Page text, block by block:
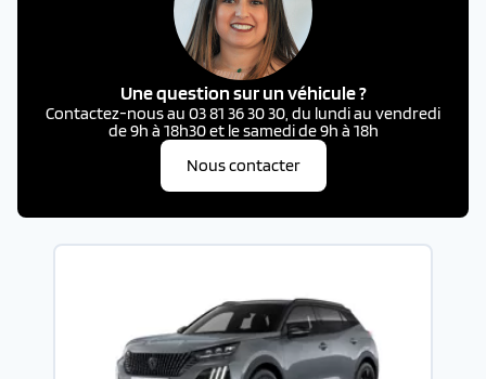
Une question sur un véhicule ?
Contactez-nous au 03 81 36 30 30, du lundi au vendredi
de 9h à 18h30 et le samedi de 9h à 18h
Nous contacter